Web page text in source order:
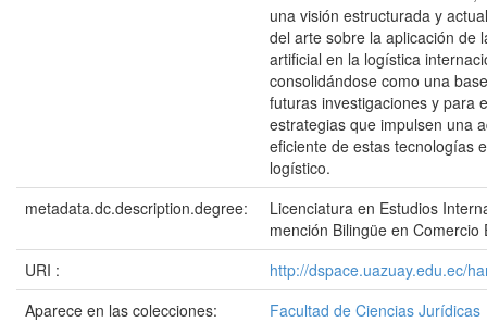
una visión estructurada y
del arte sobre la aplicación de
artificial en la logística
consolidándose como una
futuras investigaciones y para
estrategias que impulsen una
eficiente de estas tecnologías
logístico.
metadata.dc.description.degree:
Licenciatura en Estudios
mención Bilingüe en Comercio
URI :
http://dspace.uazuay.edu.ec/
Aparece en las colecciones:
Facultad de Ciencias Jurídicas